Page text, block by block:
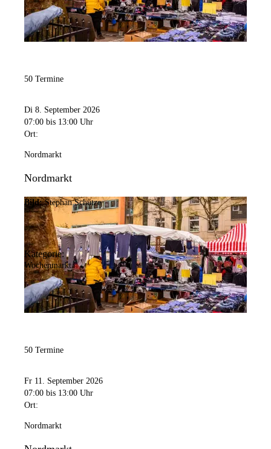
50 Termine
Di 8. September 2026
07:00 bis 13:00 Uhr
Ort:
Nordmarkt
Nordmarkt
Bild: Stephan Schütze
Kategorie:
Wochenmarkt
50 Termine
Fr 11. September 2026
07:00 bis 13:00 Uhr
Ort:
Nordmarkt